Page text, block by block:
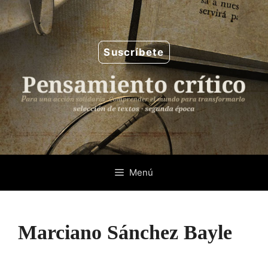
Saltar
al
contenido
Suscríbete
Menú
Marciano Sánchez Bayle